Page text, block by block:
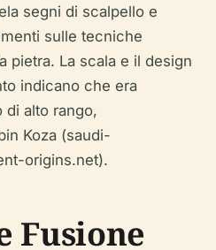
segni di scalpello e
sulle tecniche
pietra. La scala e il design
indicano che era
di alto rango,
Koza (saudi-
origins.net).
Fusione